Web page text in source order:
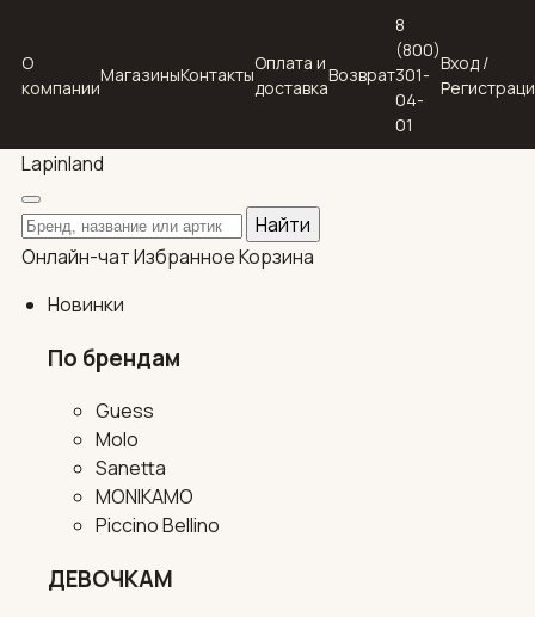
О
компании
МагазиныКонтакты
Оплата и
доставка
Возврат
8
(800)
301-
04-
01
Вход /
Lapinland
Поиск по каталогу
Найти
Онлайн-чатИзбранноеКорзина
Новинки
По брендам
Guess
Molo
Sanetta
MONIKAMO
Piccino Bellino
ДЕВОЧКАМ